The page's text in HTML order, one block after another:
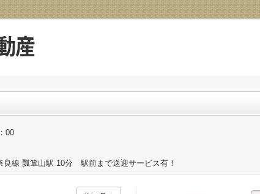
00
良線 瓢箪山駅 10分 駅前まで送迎サービス有！